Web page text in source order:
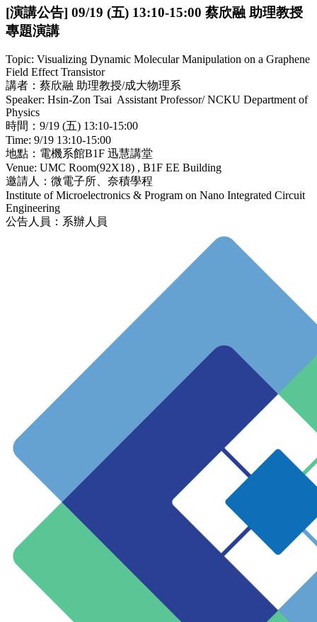
[演講公告] 09/19 (五) 13:10-15:00 蔡欣融 助理教授
專題演講
Topic: Visualizing Dynamic Molecular Manipulation on a Graphene
Field Effect Transistor
講者：蔡欣融 助理教授/成大物理系
Speaker: Hsin-Zon Tsai Assistant Professor/ NCKU Department of
Physics
時間：9/19 (五) 13:10-15:00
Time: 9/19 13:10-15:00
地點：電機系館B1F 迅慧講堂
Venue: UMC Room(92X18) , B1F EE Building
邀請人：微電子所、奈積學程
Institute of Microelectronics & Program on Nano Integrated Circuit
Engineering
公告人員：系辦人員